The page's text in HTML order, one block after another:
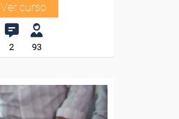
Ver curso
2 93